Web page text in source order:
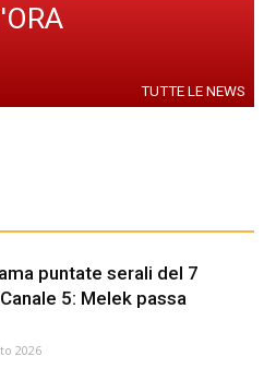
TUTTE LE NEWS
puntate serali del 7
5: Melek passa
2026